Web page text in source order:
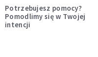
Potrzebujesz pomocy?
Pomodlimy się w Twojej
intencji